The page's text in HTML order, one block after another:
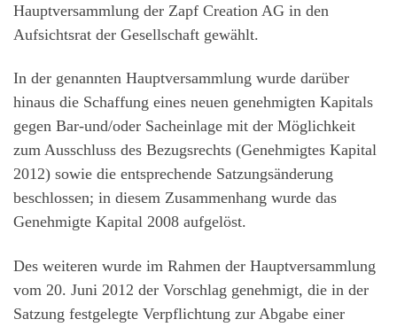
Hauptversammlung der Zapf Creation AG in den
Aufsichtsrat der Gesellschaft gewählt.
In der genannten Hauptversammlung wurde darüber
hinaus die Schaffung eines neuen genehmigten Kapitals
gegen Bar-und/oder Sacheinlage mit der Möglichkeit
zum Ausschluss des Bezugsrechts (Genehmigtes Kapital
2012) sowie die entsprechende Satzungsänderung
beschlossen; in diesem Zusammenhang wurde das
Genehmigte Kapital 2008 aufgelöst.
Des weiteren wurde im Rahmen der Hauptversammlung
vom 20. Juni 2012 der Vorschlag genehmigt, die in der
Satzung festgelegte Verpflichtung zur Abgabe einer